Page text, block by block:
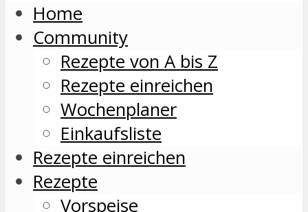
Home
Community
Rezepte von A bis Z
Rezepte einreichen
Wochenplaner
Einkaufsliste
Rezepte einreichen
Rezepte
Vorspeise